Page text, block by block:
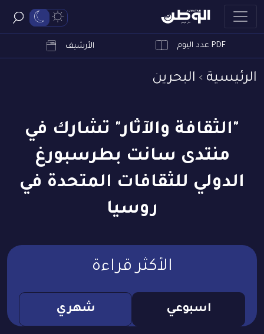
PDF عدد اليوم الأرشيف
الرئيسية البحرين
"الثقافة والآثار" تشارك في
منتدى سانت بطرسبورغ
الدولي للثقافات المتحدة في
روسيا
الأكثر قراءة
اسبوعي شهري